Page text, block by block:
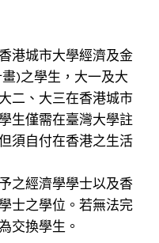
港城市大學經濟及金
)之學生，大一及大
二、大三在香港城市
生僅需在臺灣大學註
須自付在香港之生活
之經濟學學士以及香
士之學位。若無法完
交換學生。